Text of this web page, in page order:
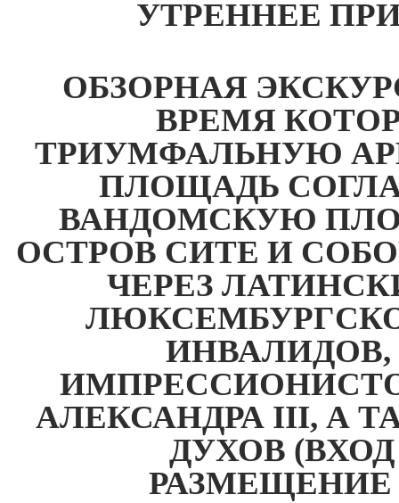
УТРЕННЕЕ
ОБЗОРНАЯ
ВРЕМЯ
ТРИУМФАЛЬНУЮ
ПЛОЩАДЬ
ВАНДОМСКУЮ
ОСТРОВ СИТЕ И
ЧЕРЕЗ
ИНВАЛИДОВ,
АЛЕКСАНДРА III, А
ДУХОВ